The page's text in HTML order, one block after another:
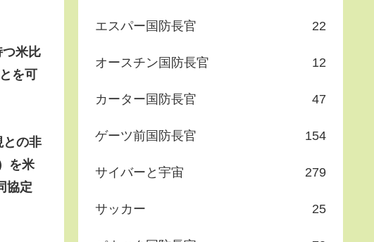
米比
を可
との非
を米
協定
エスパー国防長官 22
オースチン国防長官 12
カーター国防長官 47
ゲーツ前国防長官 154
サイバーと宇宙 279
サッカー 25